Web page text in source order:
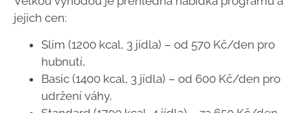
jejich cen:
Slim (1200 kcal, 3 jídla) – od 570 Kč/den pro
hubnutí,
Basic (1400 kcal, 3 jídla) – od 600 Kč/den pro
udržení váhy,